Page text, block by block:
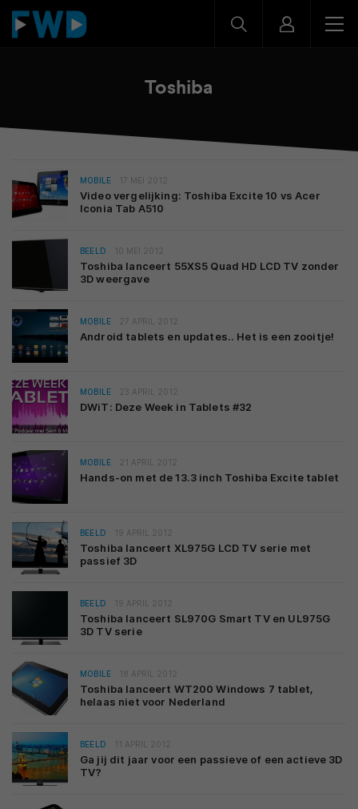
Toshiba
MOBILE 17 MEI 2012
Video vergelijking: Toshiba Excite 10 vs Acer
Iconia Tab A510
BEELD 10 MEI 2012
Toshiba lanceert 55XS5 Quad HD LCD TV zonder
3D weergave
MOBILE 27 APRIL 2012
Android tablets en updates.. Het is een zooitje!
MOBILE 23 APRIL 2012
DWiT: Deze Week in Tablets #32
MOBILE 21 APRIL 2012
Hands-on met de 13.3 inch Toshiba Excite tablet
BEELD 19 APRIL 2012
Toshiba lanceert XL975G LCD TV serie met
passief 3D
BEELD 19 APRIL 2012
Toshiba lanceert SL970G Smart TV en UL975G
3D TV serie
MOBILE 18 APRIL 2012
Toshiba lanceert WT200 Windows 7 tablet,
helaas niet voor Nederland
BEELD 11 APRIL 2012
Ga jij dit jaar voor een passieve of een actieve 3D
TV?